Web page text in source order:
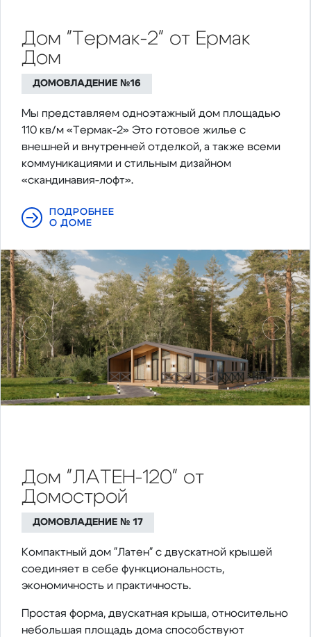
Дом "Термак-2" от Ермак
Дом
ДОМОВЛАДЕНИЕ №16
Мы представляем одноэтажный дом площадью
110 кв/м «Термак-2» Это готовое жилье с
внешней и внутренней отделкой, а также всеми
коммуникациями и стильным дизайном
«скандинавия-лофт».
ПОДРОБНЕЕ
О ДОМЕ
Предыдущий
Дом "ЛАТЕН-120" от
Домострой
ДОМОВЛАДЕНИЕ № 17
Компактный дом "Латен" с двускатной крышей
соединяет в себе функциональность,
экономичность и практичность.
Простая форма, двускатная крыша, относительно
небольшая площадь дома способствуют